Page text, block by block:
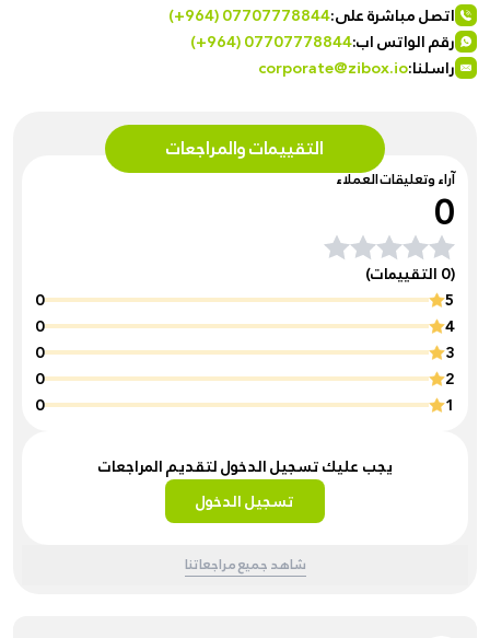
التقييمات والمراجعات
آراء وتعليقات العملاء
0
(0 التقييمات)
5
0
4
0
3
0
2
0
1
0
يجب عليك تسجيل الدخول لتقديم المراجعات
تسجيل الدخول
شاهد جميع مراجعاتنا
اتصل مباشرة على:(+964) 07707778844
رقم الواتس اب:(+964) 07707778844
راسلنا:corporate@zibox.io